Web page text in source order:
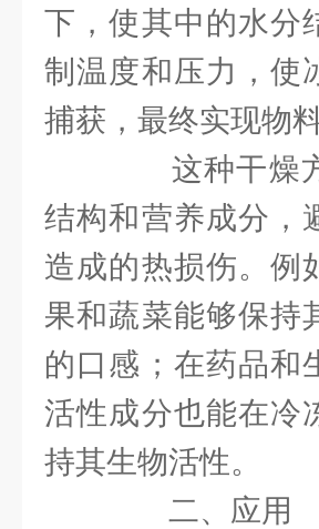
下，使其中的水分
制温度和压力，使
捕获，最终实现物
这种干燥方
结构和营养成分，
造成的热损伤。例
果和蔬菜能够保持
的口感；在药品和
活性成分也能在冷
持其生物活性。
二、应用